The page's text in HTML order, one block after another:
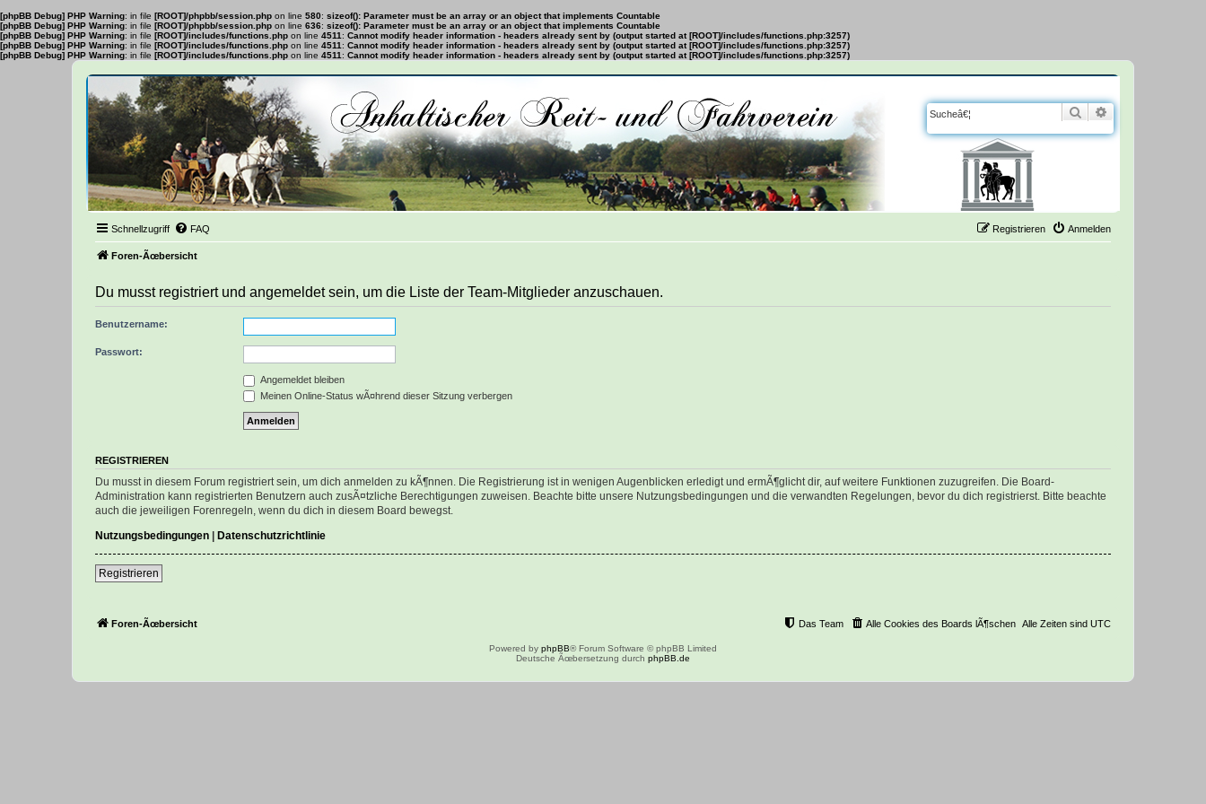
[phpBB Debug] PHP Warning: in file [ROOT]/phpbb/session.php on line 580: sizeof(): Parameter must be an array or an object that implements Countable
[phpBB Debug] PHP Warning: in file [ROOT]/phpbb/session.php on line 636: sizeof(): Parameter must be an array or an object that implements Countable
[phpBB Debug] PHP Warning: in file [ROOT]/includes/functions.php on line 4511 : Cannot modify header information - headers already sent by (output started at [ROOT]/includes/functions.php:3257)
[phpBB Debug] PHP Warning: in file [ROOT]/includes/functions.php on line 4511 : Cannot modify header information - headers already sent by (output started at [ROOT]/includes/functions.php:3257)
[phpBB Debug] PHP Warning: in file [ROOT]/includes/functions.php on line 4511 : Cannot modify header information - headers already sent by (output started at [ROOT]/includes/functions.php:3257)
Suche
Schnellzugriff FAQ Anmelden
Registrieren
Foren-Ãœbersicht
Du musst registriert und angemeldet sein, um die Liste der Team-Mitglieder anzuschauen.
Benutzername:
Passwort:
Angemeldet bleiben
Meinen Online-Status wÃ¤hrend dieser Sitzung verbergen
REGISTRIEREN
Du musst in diesem Forum registriert sein, um dich anmelden zu kÃ¶nnen. Die Registrierung ist in wenigen Augenblicken erledigt und ermÃ¶glicht dir, auf weitere Funktionen zuzugreifen. Die Board-
Administration kann registrierten Benutzern auch zusÃ¤tzliche Berechtigungen zuweisen. Beachte bitte unsere Nutzungsbedingungen und die verwandten Regelungen, bevor du dich registrierst. Bitte beachte
auch die jeweiligen Forenregeln, wenn du dich in diesem Board bewegst.
Nutzungsbedingungen | Datenschutzrichtlinie
Registrieren
Foren-Ãœbersicht Alle Zeiten sind UTC
Alle Cookies des Boards lÃ¶schen
Das Team
Powered by phpBB® Forum Software © phpBB Limited
Deutsche Ãœbersetzung durch phpBB.de